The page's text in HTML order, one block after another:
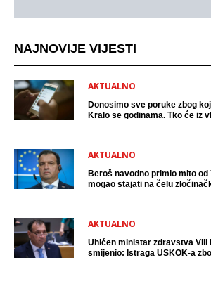
NAJNOVIJE VIJESTI
AKTUALNO
Donosimo sve poruke zbog
Kralo se godinama. Tko će iz
AKTUALNO
Beroš navodno primio mito od
mogao stajati na čelu
AKTUALNO
Uhićen ministar zdravstva Vili
smijenio: Istraga USKOK-a